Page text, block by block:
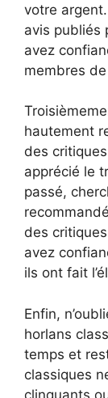
votre
avis publiés
avez
membres
hautement
des
apprécié le
passé,
des
avez
ils ont fait
Enfin,
horlans
temps et
classiques
clinquants